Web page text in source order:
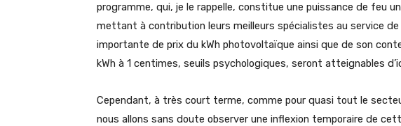
programme, qui, je le rappelle, constitue une puissance de feu
mettant à contribution leurs meilleurs spécialistes au service de
importante de prix du kWh photovoltaïque ainsi que de son
kWh à 1 centimes, seuils psychologiques, seront atteignables
Cependant, à très court terme, comme pour quasi tout le
nous allons sans doute observer une inflexion temporaire de